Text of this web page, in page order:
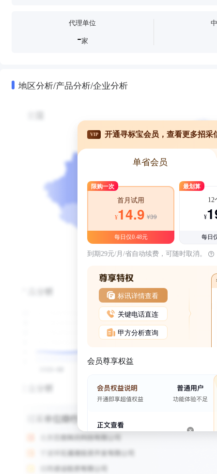
代理单位
-家
地区分析/产品分析/企业分析
VIP 开通寻标宝会员，查看更多招采
单省会员
限购一次
首月试用
¥14.9 ¥39
每日仅0.48元
最划算
12
¥
每日
到期29元/月/省自动续费，可随时取消。
标讯详情查看
关键电话直连
甲方分析查询
会员尊享权益